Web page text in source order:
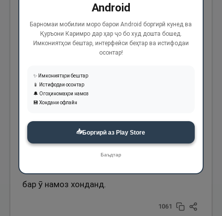
Пурсиданд: «Аз вай чизе тарака мондааст?»
Гуфтанд: Се динор аз ӯ мондааст.
Бархостанд ва бар ӯ намоз хонданд.
Ҷанозаи саввумро оварданд ва гуфтанд: Ё
Пурсиданд: «Аз худ чизе тарака ба ҷо
гузоштааст?» Гуфтанд: На. Пурсиданд: «Бар
қарздор аст. Фармуданд: «Шумо бар ӯ намоз
бихонед». Абӯқатода гуфт: Ё Расулаллоҳ!
Шумо бар ӯ намоз бихонед ва қарзаш бар
ман бошад. Ва ҳамон буд, ки бархостанд ва
бар ӯ намоз хонданд.
1061
Android
Барномаи мобилии моро барои Android боргирӣ кунед ва
Қуръони Каримро дар ҳар ҷо бо худ дошта бошед.
Имкониятҳои бештар, интерфейси беҳтар ва истифодаи
осонтар!
✨ Имкониятҳои бештар
📱 Истифодаи осонтар
🔔 Огоҳиномаҳои намоз
💾 Хондани офлайн
📥Боргирӣ аз Play Store
Баъдтар